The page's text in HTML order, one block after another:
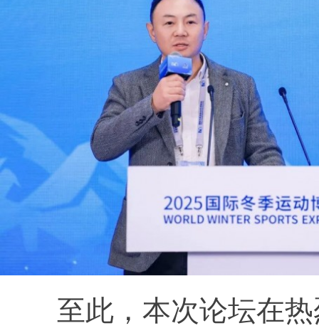
至此，本次论坛在热